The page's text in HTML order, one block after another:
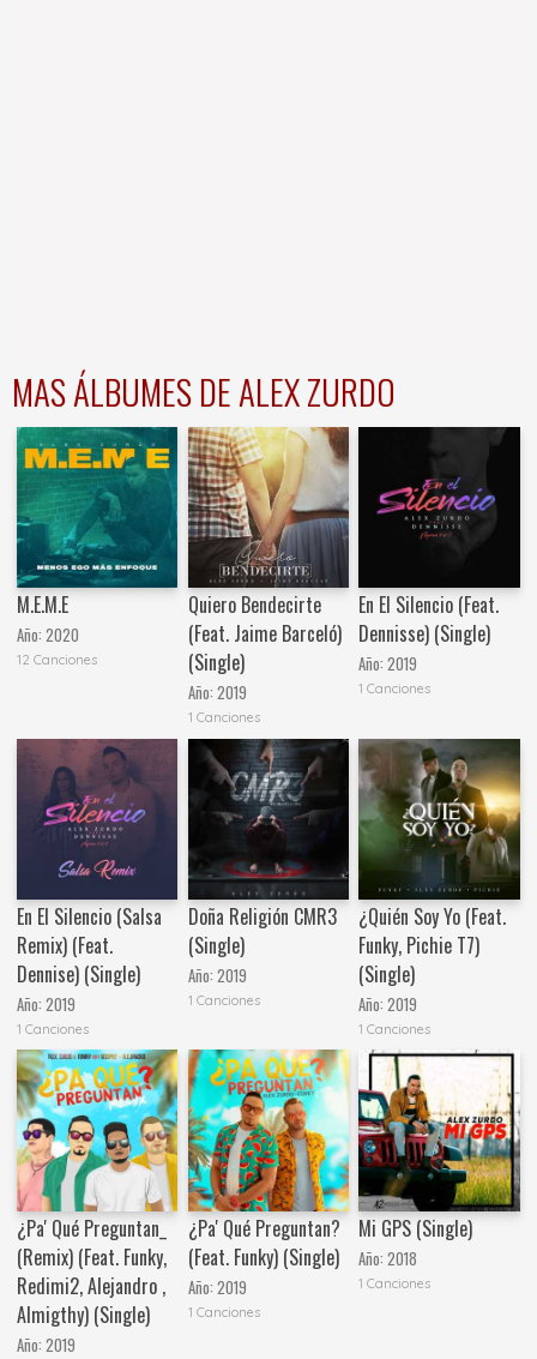
MAS ÁLBUMES DE ALEX ZURDO
M.E.M.E
Año:2020
12 Canciones
Quiero Bendecirte
(Feat. Jaime Barceló)
(Single)
Año: 2019
1 Canciones
En El Silencio (Feat.
Dennisse) (Single)
Año:2019
1 Canciones
En El Silencio (Salsa
Remix) (Feat.
Dennise) (Single)
Año:2019
1 Canciones
Doña Religión CMR3
(Single)
Año: 2019
1 Canciones
¿Quién Soy Yo (Feat.
Funky, Pichie T7)
(Single)
Año:2019
1 Canciones
¿Pa' Qué Preguntan_
(Remix) (Feat. Funky,
Redimi2, Alejandro ,
Almigthy) (Single)
Año:2019
¿Pa' Qué Preguntan?
(Feat. Funky) (Single)
Año: 2019
1 Canciones
Mi GPS (Single)
Año:2018
1 Canciones